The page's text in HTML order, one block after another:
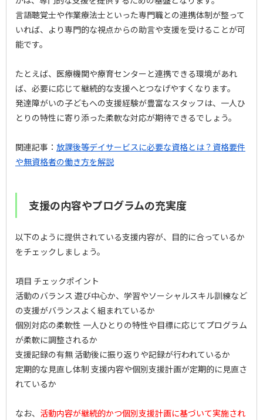
言語聴覚士や作業療法士といった専門職との連携体制が整って
いれば、より専門的な視点からの助言や支援を受けることが可
能です。
たとえば、医療機関や療育センターと連携できる環境があれ
ば、必要に応じて継続的な支援へとつなげやすくなります。
発達障がいの子どもへの支援経験が豊富なスタッフは、一人ひ
とりの特性に寄り添った柔軟な対応が期待できるでしょう。
関連記事： 放課後等デイサービスに必要な資格とは？資格要件
や無資格者の働き方を解説
支援の内容やプログラムの充実度
以下のように提供されている支援内容が、目的に合っているか
をチェックしましょう。
項目 チェックポイント
活動のバランス 遊び中心か、学習やソーシャルスキル訓練など
の支援がバランスよく組まれているか
個別対応の柔軟性 一人ひとりの特性や目標に応じてプログラム
が柔軟に調整されるか
支援記録の有無 活動後に振り返りや記録が行われているか
定期的な見直し体制 支援内容や個別支援計画が定期的に見直さ
れているか
なお、 活動内容が継続的かつ個別支援計画に基づいて実施され